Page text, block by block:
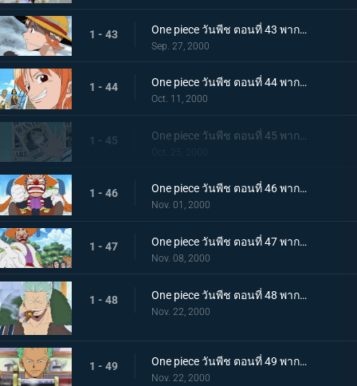
1 - 43 One piece วันพีช ตอนที่ 43 พากย์ไทย จักรวรรดิมนุษย์เงือกล่มสลาย! นามิคือพรรคพวกของฉัน
Sep. 27, 2000
1 - 44 One piece วันพีช ตอนที่ 44 พากย์ไทย ออกเดินทางด้วยรอยยิ้ม! ลาก่อนบ้านเกิด หมู่บ้านโคโคยาชิ
Oct. 11, 2000
1 - 45
Oct. 25, 2000
1 - 46 One piece วันพีช ตอนที่ 46 พากย์ไทย ไล่ตามหมวกฟางไป การผจญภัยครั้งใหญ่ของบาร์กี้ตัวน้อย!
Nov. 01, 2000
1 - 47 One piece วันพีช ตอนที่ 47 พากย์ไทย ขอโทษที่ให้คอย กัปตันบาร์กี้คืนชีพแล้ว
Nov. 08, 2000
1 - 48 One piece วันพีช ตอนที่ 48 พากย์ไทย เมืองแห่งจุดเริ่มต้นและจุดจบ ขึ้นฝั่งที่โร้กทาวน์
Nov. 22, 2000
1 - 49 One piece วันพีช ตอนที่ 49 พากย์ไทย ซังไดคิเท็ตสึกับยูบาชิริ! ดาบใหม่ของโซโลและจ่าสาว
Nov. 22, 2000